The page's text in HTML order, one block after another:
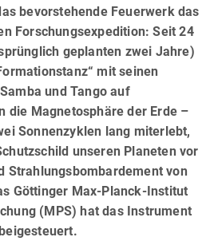
bevorstehende Feuerwerk das
Forschungsexpedition: Seit 24
geplanten zwei Jahre)
mit seinen
und Tango auf
die Magnetosphäre der Erde –
Sonnenzyklen lang miterlebt,
unseren Planeten vor
Strahlungsbombardement von
Göttinger Max-Planck-Institut
(MPS) hat das Instrument